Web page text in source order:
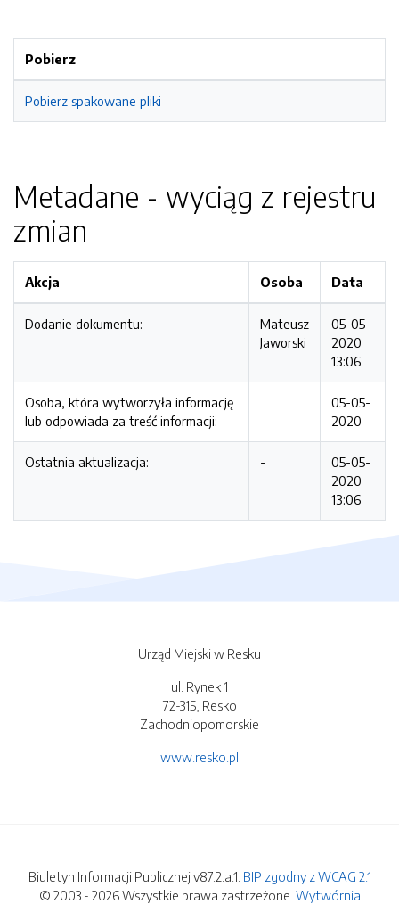
Pobierz
Pobierz spakowane pliki
Metadane - wyciąg z rejestru
zmian
Akcja Osoba Data
Dodanie dokumentu:
Mateusz
Jaworski
05-05-
2020
13:06
Osoba, która wytworzyła informację
lub odpowiada za treść informacji:
05-05-
2020
Ostatnia aktualizacja: -
05-05-
2020
13:06
Urząd Miejski w Resku
ul. Rynek 1
72-315, Resko
Zachodniopomorskie
www.resko.pl
Biuletyn Informacji Publicznej v87.2.a.1. BIP zgodny z WCAG 2.1
© 2003 - 2026 Wszystkie prawa zastrzeżone. Wytwórnia